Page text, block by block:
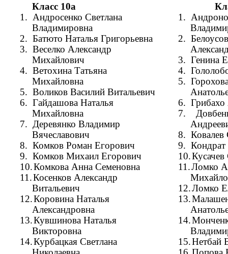
Класс 10а
1. Андросенко Светлана
Владимировна
2. Батюто Наталья Григорьевна
3. Веселко Александр
Михайлович
4. Ветохина Татьяна
Михайловна
5. Воликов Василий Витальевич
6. Гайдашова Наталья
Михайловна
7.
Деревянко Владимир
Вячеславович
8. Комков Роман Егорович
9. Комков Михаил Егорович
10.Комкова Анна Семеновна
11.Косенков Александр
Витальевич
12.Коровина Наталья
Александровна
13.Кувшинова Наталья
Викторовна
14.Курбацкая Светлана
1.
2.
3. Генина
4.
5.
6.
7.
8.
9. Кондрат
10.
11.Ломко
12.Ломко
13.
14.
15.Нетбай